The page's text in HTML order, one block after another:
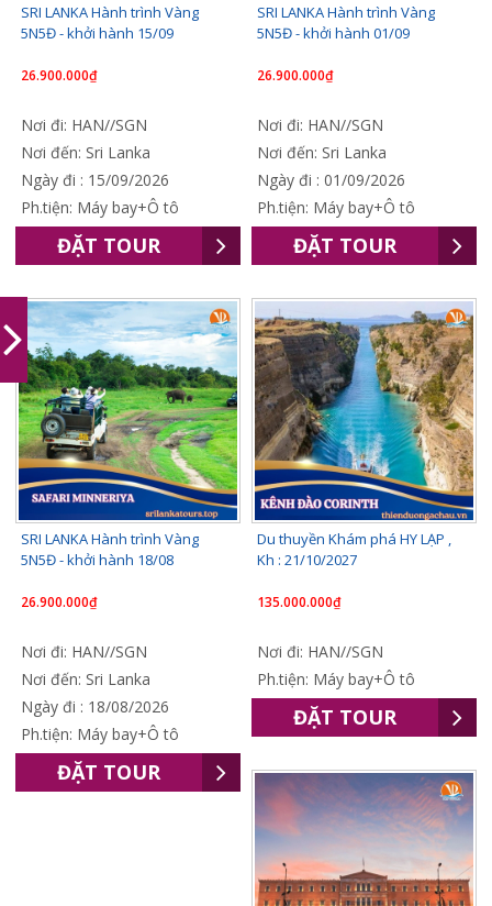
SRI LANKA Hành trình Vàng
5N5Đ - khởi hành 15/09
26.900.000₫
Nơi đi: HAN//SGN
Nơi đến: Sri Lanka
Ngày đi : 15/09/2026
Ph.tiện: Máy bay+Ô tô
ĐẶT TOUR
SRI LANKA Hành trình Vàng
5N5Đ - khởi hành 01/09
26.900.000₫
Nơi đi: HAN//SGN
Nơi đến: Sri Lanka
Ngày đi : 01/09/2026
Ph.tiện: Máy bay+Ô tô
ĐẶT TOUR
SRI LANKA Hành trình Vàng
5N5Đ - khởi hành 18/08
26.900.000₫
Nơi đi: HAN//SGN
Nơi đến: Sri Lanka
Ngày đi : 18/08/2026
Ph.tiện: Máy bay+Ô tô
ĐẶT TOUR
Du thuyền Khám phá HY LẠP ,
Kh : 21/10/2027
135.000.000₫
Nơi đi: HAN//SGN
Ph.tiện: Máy bay+Ô tô
ĐẶT TOUR